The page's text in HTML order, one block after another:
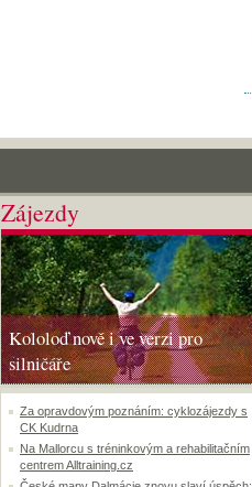
Zájezdy
Kololoď nově i ve verzi pro
silničáře
Za opravdovým poznáním: cyklozájezdy s
CK Kudrna
Na Mallorcu s tréninkovým a rehabilitačním
centrem Alltraining.cz